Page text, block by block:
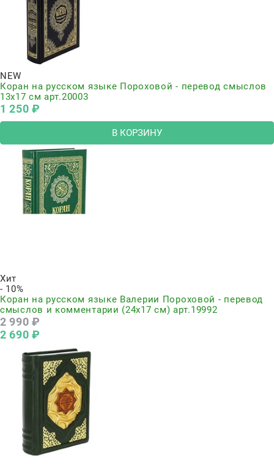
NEW
Коран на русском языке Пороховой - перевод смыслов
13х17 см арт.20003
1 250 ₽
В КОРЗИНУ
Хит
- 10%
Коран на русском языке Валерии Пороховой - перевод
смыслов и комментарии (24х17 см) арт.19992
2 990 ₽
2 690 ₽